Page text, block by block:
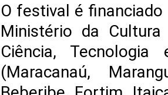
O festival é
Ministério da
Ciência,
(Maracanaú,